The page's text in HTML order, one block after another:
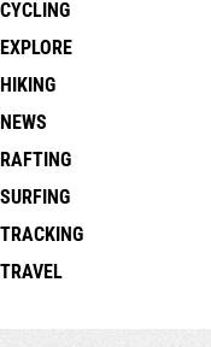
CYCLING
EXPLORE
HIKING
NEWS
RAFTING
SURFING
TRACKING
TRAVEL